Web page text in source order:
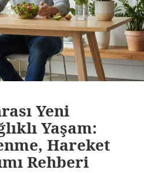
Yeni
Yaşam:
Hareket
Rehberi